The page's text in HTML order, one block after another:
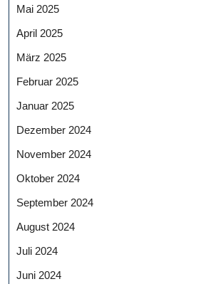
Mai 2025
April 2025
März 2025
Februar 2025
Januar 2025
Dezember 2024
November 2024
Oktober 2024
September 2024
August 2024
Juli 2024
Juni 2024